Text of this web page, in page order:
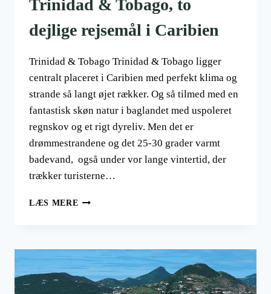
Trinidad & Tobago, to
dejlige rejsemål i Caribien
Trinidad & Tobago Trinidad & Tobago ligger
centralt placeret i Caribien med perfekt klima og
strande så langt øjet rækker. Og så tilmed med en
fantastisk skøn natur i baglandet med uspoleret
regnskov og et rigt dyreliv. Men det er
drømmestrandene og det 25-30 grader varmt
badevand, også under vor lange vintertid, der
trækker turisterne…
LÆS MERE TRINIDAD
DEJLIGE
REJSEMÅL
I
CARIBIEN